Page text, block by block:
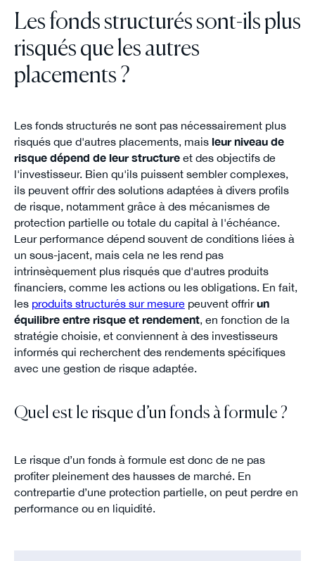
Les fonds structurés sont-ils plus
risqués que les autres
placements ?
Les fonds structurés ne sont pas nécessairement plus
risqués que d'autres placements, mais leur niveau de
risque dépend de leur structureet des objectifs de
l'investisseur. Bien qu'ils puissent sembler complexes,
ils peuvent offrir des solutions adaptées à divers profils
de risque, notamment grâce à des mécanismes de
protection partielle ou totale du capital à l'échéance.
Leur performance dépend souvent de conditions liées à
un sous-jacent, mais cela ne les rend pas
intrinsèquement plus risqués que d'autres produits
financiers, comme les actions ou les obligations. En fait,
les produits structurés sur mesurepeuvent offrirun
équilibre entre risque et rendement, en fonction de la
stratégie choisie, et conviennent à des investisseurs
informés qui recherchent des rendements spécifiques
avec une gestion de risque adaptée.
Quel est le risque d’un fonds à formule ?
Le risque d’un fonds à formule est donc de ne pas
profiter pleinement des hausses de marché. En
contrepartie d’une protection partielle, on peut perdre en
performance ou en liquidité.